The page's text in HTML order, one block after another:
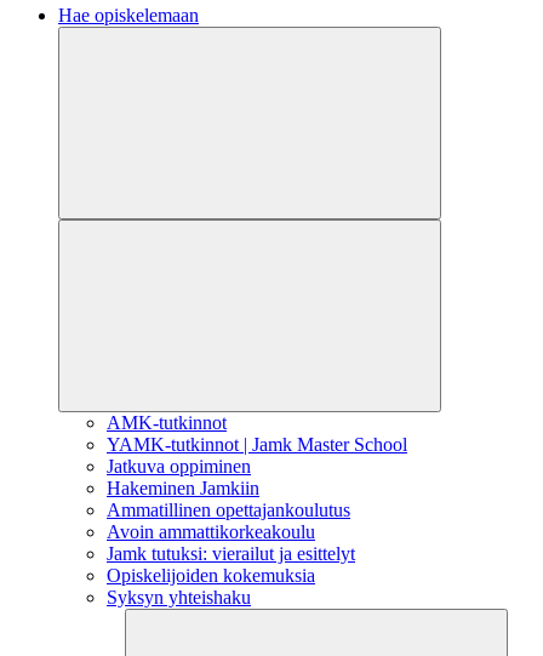
Hae opiskelemaan
AMK-tutkinnot
YAMK-tutkinnot | Jamk Master School
Jatkuva oppiminen
Hakeminen Jamkiin
Ammatillinen opettajankoulutus
Avoin ammattikorkeakoulu
Jamk tutuksi: vierailut ja esittelyt
Opiskelijoiden kokemuksia
Syksyn yhteishaku